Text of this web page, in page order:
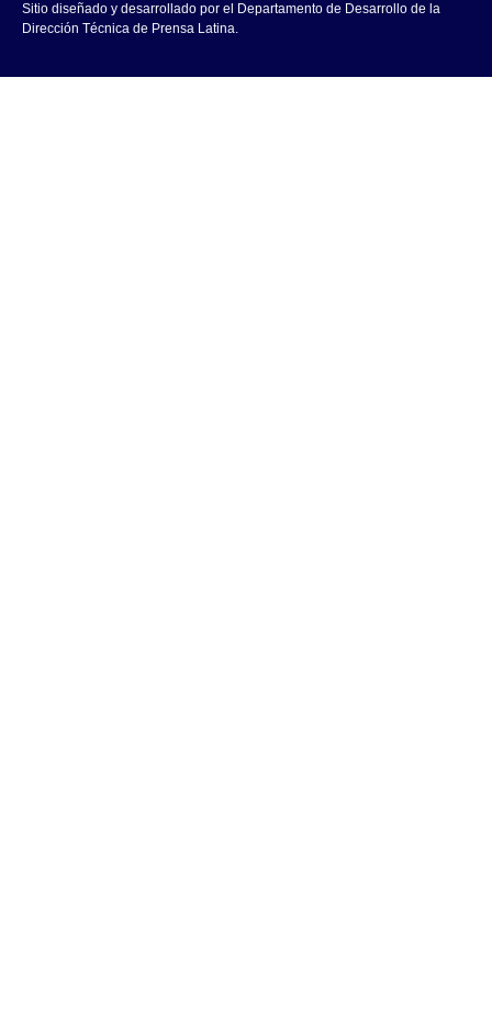
Sitio diseñado y desarrollado por el Departamento de Desarrollo de la
Dirección Técnica de Prensa Latina.